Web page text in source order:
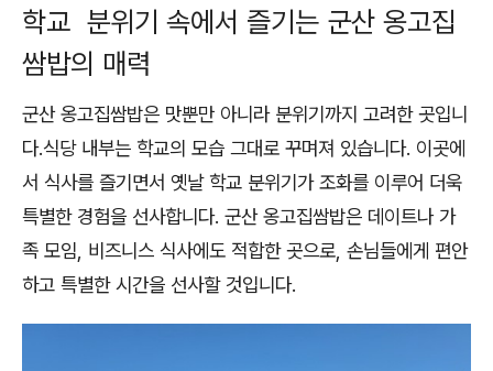
학교 분위기 속에서 즐기는 군산 옹고집
쌈밥의 매력
군산 옹고집쌈밥은 맛뿐만 아니라 분위기까지 고려한 곳입니
다.식당 내부는 학교의 모습 그대로 꾸며져 있습니다. 이곳에
서 식사를 즐기면서 옛날 학교 분위기가 조화를 이루어 더욱
특별한 경험을 선사합니다. 군산 옹고집쌈밥은 데이트나 가
족 모임, 비즈니스 식사에도 적합한 곳으로, 손님들에게 편안
하고 특별한 시간을 선사할 것입니다.